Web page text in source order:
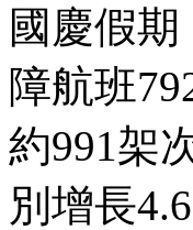
國慶假
障航班
約991架
別增長